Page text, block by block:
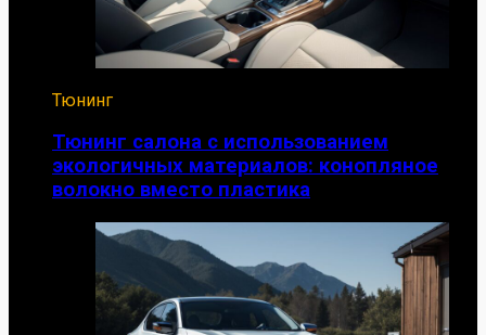
Тюнинг
Тюнинг салона с использованием
экологичных материалов: конопляное
волокно вместо пластика